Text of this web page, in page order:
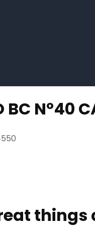
BC Nº40
things